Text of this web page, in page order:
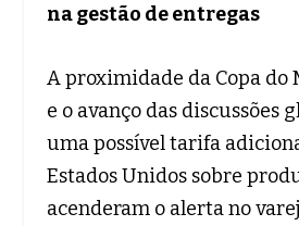
na gestão de entregas
A proximidade da Copa do
e o avanço das discussões
uma possível tarifa
Estados Unidos sobre
acenderam o alerta no